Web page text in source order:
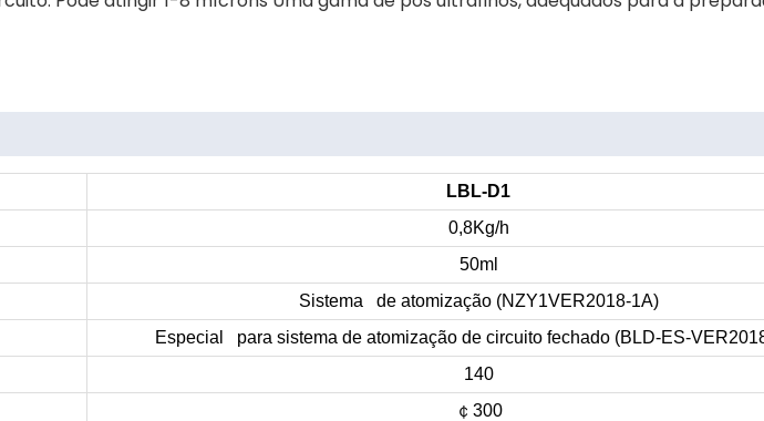
LBL-D1
0,8Kg/h
50ml
Sistema de atomização (NZY1VER2018-1A)
Especial para sistema de atomização de circuito fechado (BLD-ES-
140
￠ 300